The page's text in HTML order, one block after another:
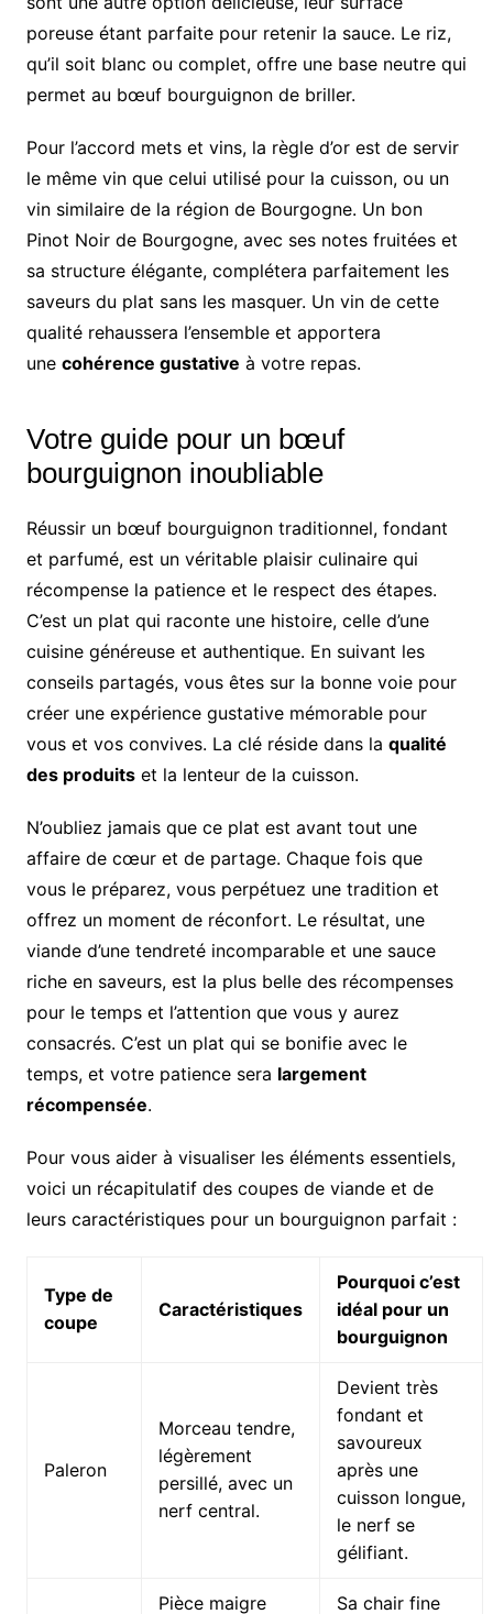
poreuse étant parfaite pour retenir la sauce. Le riz,
qu’il soit blanc ou complet, offre une base neutre qui
permet au bœuf bourguignon de briller.
Pour l’accord mets et vins, la règle d’or est de servir
le même vin que celui utilisé pour la cuisson, ou un
vin similaire de la région de Bourgogne. Un bon
Pinot Noir de Bourgogne, avec ses notes fruitées et
sa structure élégante, complétera parfaitement les
saveurs du plat sans les masquer. Un vin de cette
qualité rehaussera l’ensemble et apportera
une cohérence gustative à votre repas.
Votre guide pour un bœuf
bourguignon inoubliable
Réussir un bœuf bourguignon traditionnel, fondant
et parfumé, est un véritable plaisir culinaire qui
récompense la patience et le respect des étapes.
C’est un plat qui raconte une histoire, celle d’une
cuisine généreuse et authentique. En suivant les
conseils partagés, vous êtes sur la bonne voie pour
créer une expérience gustative mémorable pour
vous et vos convives. La clé réside dans la qualité
des produitset la lenteur de la cuisson.
N’oubliez jamais que ce plat est avant tout une
affaire de cœur et de partage. Chaque fois que
vous le préparez, vous perpétuez une tradition et
offrez un moment de réconfort. Le résultat, une
viande d’une tendreté incomparable et une sauce
riche en saveurs, est la plus belle des récompenses
pour le temps et l’attention que vous y aurez
consacrés. C’est un plat qui se bonifie avec le
temps, et votre patience sera largement
récompensée.
Pour vous aider à visualiser les éléments essentiels,
voici un récapitulatif des coupes de viande et de
leurs caractéristiques pour un bourguignon parfait :
Type de
coupe
Caractéristiques
Pourquoi c’est
idéal pour un
bourguignon
Paleron
Morceau tendre,
légèrement
persillé, avec un
nerf central.
Devient très
fondant et
savoureux
après une
cuisson longue,
le nerf se
gélifiant.
Pièce maigre Sa chair fine